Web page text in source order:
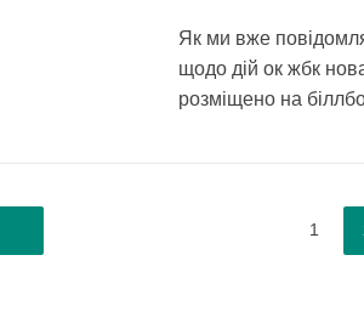
Як ми вже
щодо дій ок жбк
розміщено на
1